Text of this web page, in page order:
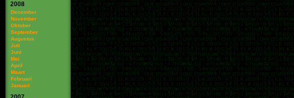
2008
December
November
Oktober
September
Augustus
Juli
Juni
Mei
April
Maart
Februari
Januari